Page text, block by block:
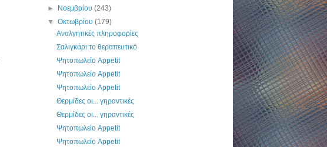
►
Νοεμβρίου(243)
▼Οκτωβρίου(179)
Αναλγητικές πληροφορίες
Σαλιγκάρι το θεραπευτικό
Ψητοπωλείο Appetit
Ψητοπωλείο Appetit
Ψητοπωλείο Appetit
Θερμίδες οι... γηραντικές
Θερμίδες οι... γηραντικές
Ψητοπωλείο Appetit
Ψητοπωλείο Appetit